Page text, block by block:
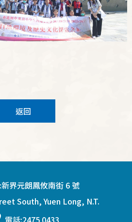
返回
新界元朗鳳攸南街 6 號
South, Yuen Long, N.T.
電話:2475 0433